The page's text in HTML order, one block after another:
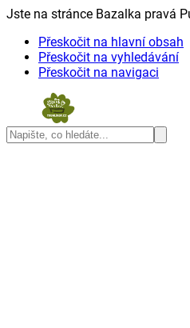
Jste na stránce Bazalka pravá
Přeskočit na hlavní obsah
Přeskočit na vyhledávání
Přeskočit na navigaci